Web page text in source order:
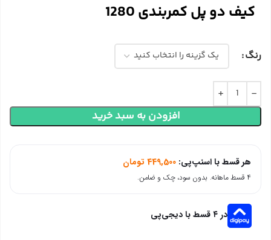
کیف دو پل کمربندی 1280
رنگ
افزودن به سبد خرید
هر قسط با اسنپ‌پی: 449,500 تومان
۴ قسط ماهانه. بدون سود، چک و ضامن.
در ۴ قسط با دیجی‌پی